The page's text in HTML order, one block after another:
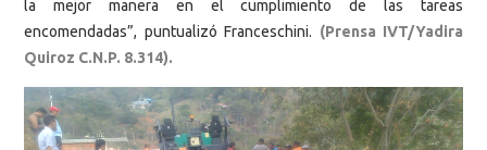
la mejor manera en el cumplimiento de las tareas
encomendadas”, puntualizó Franceschini. (Prensa IVT/Yadira
Quiroz C.N.P. 8.314).